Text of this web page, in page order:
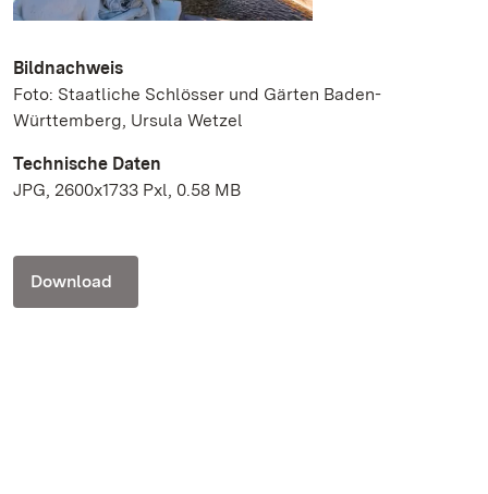
Bildnachweis
Foto: Staatliche Schlösser und Gärten Baden-
Württemberg, Ursula Wetzel
Technische Daten
JPG, 2600x1733 Pxl, 0.58 MB
Download